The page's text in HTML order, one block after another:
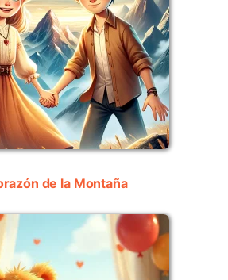
de la Montaña